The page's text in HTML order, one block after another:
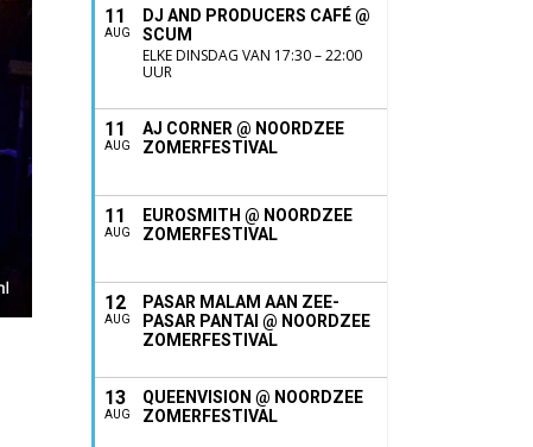
11
AUG
DJ AND PRODUCERS CAFÉ @
SCUM
ELKE DINSDAG VAN 17:30 – 22:00
UUR
11
AUG
AJ CORNER @ NOORDZEE
ZOMERFESTIVAL
11
AUG
EUROSMITH @ NOORDZEE
ZOMERFESTIVAL
12
AUG
PASAR MALAM AAN ZEE-
PASAR PANTAI @ NOORDZEE
ZOMERFESTIVAL
13
AUG
QUEENVISION @ NOORDZEE
ZOMERFESTIVAL